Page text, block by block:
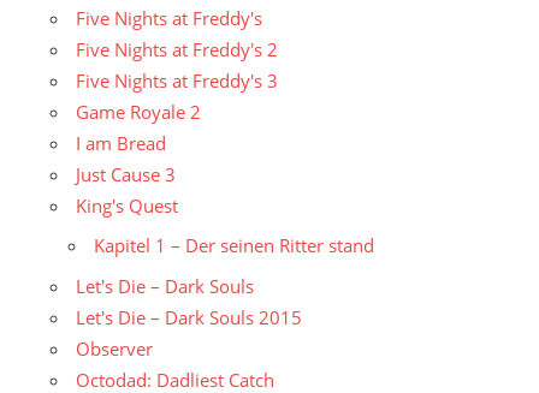
Five Nights at Freddy's
Five Nights at Freddy's 2
Five Nights at Freddy's 3
Game Royale 2
I am Bread
Just Cause 3
King's Quest
Kapitel 1 – Der seinen Ritter stand
Let's Die – Dark Souls
Let's Die – Dark Souls 2015
Observer
Octodad: Dadliest Catch